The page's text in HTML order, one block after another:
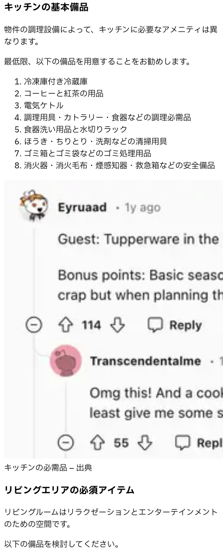
キッチンの基本備品
物件の調理設備によって、キッチンに必要なアメニティは異
なります。
最低限、以下の備品を用意することをお勧めします。
冷凍庫付き冷蔵庫
コーヒーと紅茶の用品
電気ケトル
調理用具・カトラリー・食器などの調理必需品
食器洗い用品と水切りラック
ほうき・ちりとり・洗剤などの清掃用具
ゴミ箱とゴミ袋などのゴミ処理用品
消火器・消火毛布・煙感知器・救急箱などの安全備品
キッチンの必需品 – 出典
リビングエリアの必須アイテム
リビングルームはリラクゼーションとエンターテインメント
のための空間です。
以下の備品を検討してください。